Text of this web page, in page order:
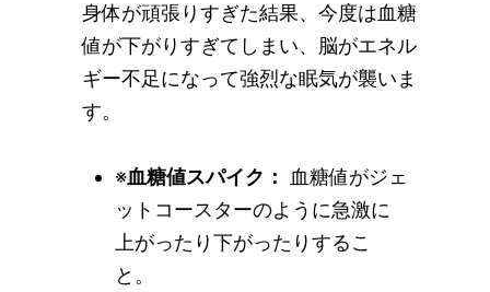
身体が頑張りすぎた結果、今度は血糖
値が下がりすぎてしまい、脳がエネル
ギー不足になって強烈な眠気が襲いま
す。
※血糖値スパイク：
血糖値がジェ
ットコースターのように急激に
上がったり下がったりするこ
と。